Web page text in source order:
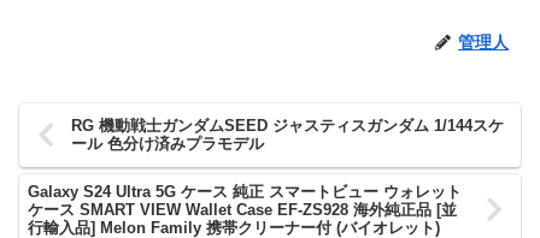
管理人
RG 機動戦士ガンダムSEED ジャスティスガンダム 1/144スケ
ール 色分け済みプラモデル
Galaxy S24 Ultra 5G ケース 純正 スマートビュー ウォレット
ケース SMART VIEW Wallet Case EF-ZS928 海外純正品 [並
行輸入品] Melon Family 携帯クリーナー付 (バイオレット)